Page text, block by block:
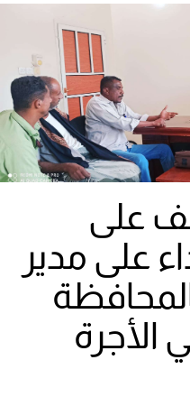
على
على مدير
الأجرة